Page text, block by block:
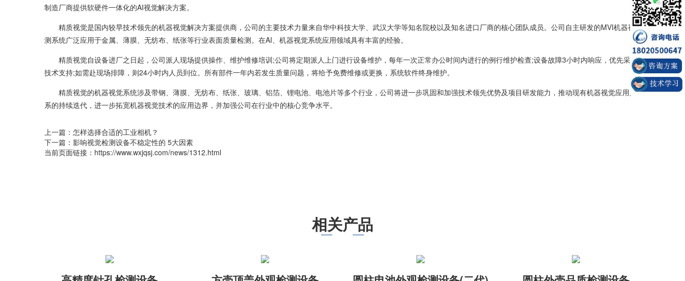
制造厂商提供软硬件一体化的AI视觉解决方案。
精质视觉是国内较早技术领先的机器视觉解决方案提供商，公司的主要技术力量来自华中科技大学、武汉大学等知名院校以及知名进口厂商的核心团队成员。公司自主研发的MVI机器视觉检
测系统广泛应用于金属、薄膜、无纺布、纸张等行业表面质量检测。在AI、机器视觉系统应用领域具有丰富的经验。
精质视觉自设备进厂之日起，公司派人现场提供操作、维护维修培训;公司将定期派人上门进行设备维护，每年一次正常办公时间内进行的例行维护检查;设备故障3小时内响应，优先采取远程
技术支持;如需赴现场排障，则24小时内人员到位。所有部件一年内若发生质量问题，将给予免费维修或更换，系统软件终身维护。
精质视觉的机器视觉系统涉及带钢、薄膜、无纺布、纸张、玻璃、铝箔、锂电池、电池片等多个行业，公司将进一步巩固和加强技术领先优势及项目研发能力，推动现有机器视觉应用产品体
系的持续迭代，进一步拓宽机器视觉技术的应用边界，并加强公司在行业中的核心竞争水平。
上一篇： 怎样选择合适的工业相机？
下一篇： 影响视觉检测设备不稳定性的 5大因素
当前页面链接：https://www.wxjqsj.com/news/1312.html
相关产品